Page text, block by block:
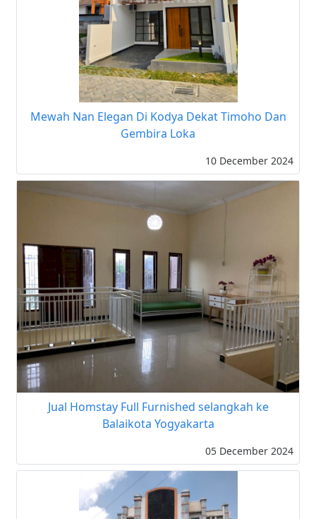
Mewah Nan Elegan Di Kodya Dekat Timoho Dan
Gembira Loka
10 December 2024
Jual Homstay Full Furnished selangkah ke
Balaikota Yogyakarta
05 December 2024